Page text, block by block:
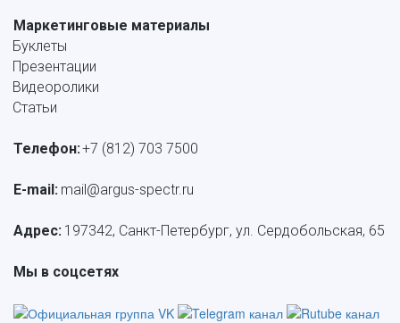
Маркетинговые материалы
Буклеты
Презентации
Видеоролики
Статьи
Телефон:+7 (812) 703 7500
E-mail: mail@argus-spectr.ru
Адрес: 197342, Санкт-Петербург, ул. Сердобольская, 65
Мы в соцсетях